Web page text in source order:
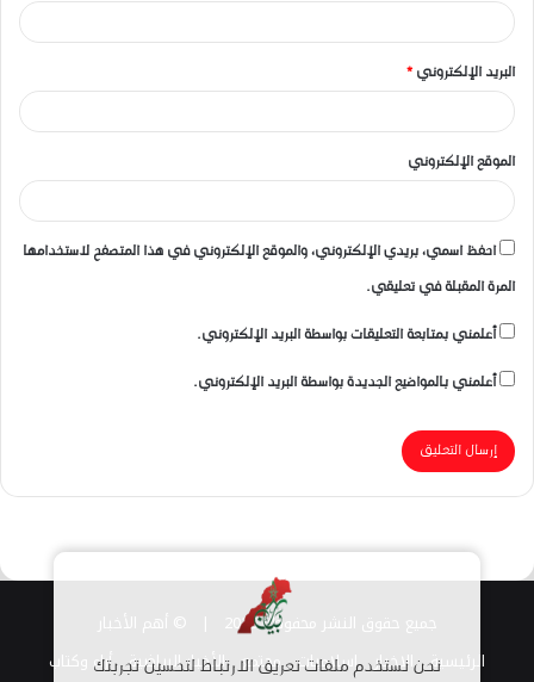
البريد الإلكتروني *
الموقع الإلكتروني
احفظ اسمي، بريدي الإلكتروني، والموقع الإلكتروني في هذا المتصفح لاستخدامها
المرة المقبلة في تعليقي.
أعلمني بمتابعة التعليقات بواسطة البريد الإلكتروني.
أعلمني بالمواضيع الجديدة بواسطة البريد الإلكتروني.
جميع حقوق النشر محفوظة 2026 |
الرئيسية
الاخبار اسلاميات مجتمع الأخبار الرياضية أراء وكتابنحن نستخدم ملفات تعريف الارتباط لتحسين تجربتك